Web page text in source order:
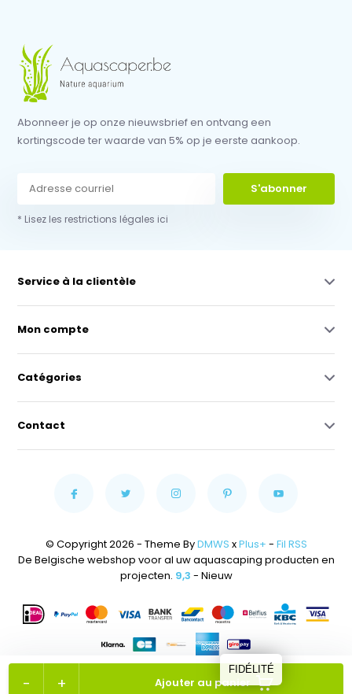
+
- Ajouter au panier
Abonneer je op onze nieuwsbrief en ontvang een
kortingscode ter waarde van 5% op je eerste aankoop.
S'abonner
* Lisez les restrictions légales ici
Service à la clientèle
Mon compte
Catégories
Contact
© Copyright 2026 - Theme ByDMWS xPlus+ - Fil RSS
De Belgische webshop voor al uw aquascaping producten en
projecten. 9,3 - Nieuw
FIDÉLITÉ